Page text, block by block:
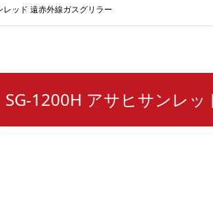
ッド 遠赤外線ガスグリラー
SG-1200H アサヒサンレ